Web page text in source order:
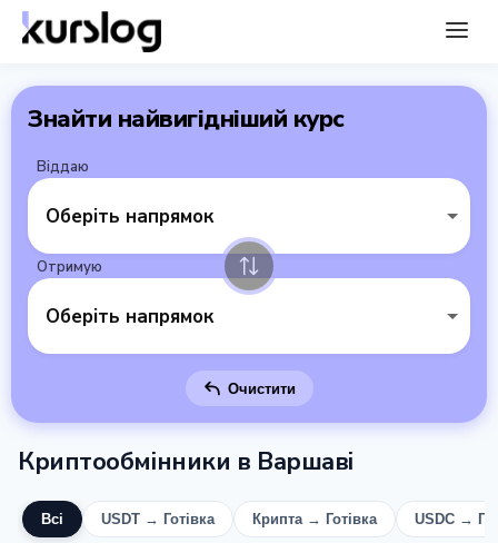
Знайти найвигідніший курс
Віддаю
Оберіть напрямок
Отримую
Оберіть напрямок
Очистити
Криптообмінники в Варшаві
Всі USDT → Готівка Крипта → Готівка USDC →